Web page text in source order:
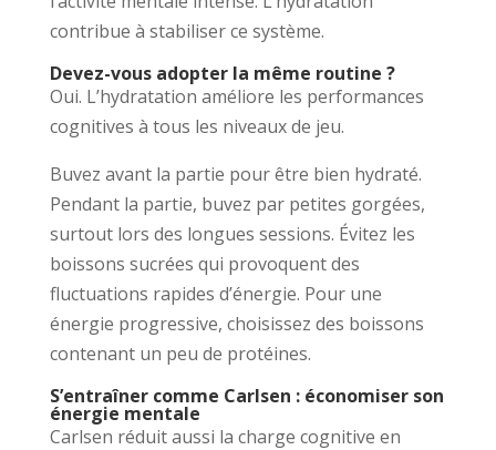
contribue à stabiliser ce système.
Devez-vous adopter la même routine ?
Oui. L’hydratation améliore les performances
cognitives à tous les niveaux de jeu.
Buvez avant la partie pour être bien hydraté.
Pendant la partie, buvez par petites gorgées,
surtout lors des longues sessions. Évitez les
boissons sucrées qui provoquent des
fluctuations rapides d’énergie. Pour une
énergie progressive, choisissez des boissons
contenant un peu de protéines.
S’entraîner comme Carlsen : économiser son
énergie mentale
Carlsen réduit aussi la charge cognitive en